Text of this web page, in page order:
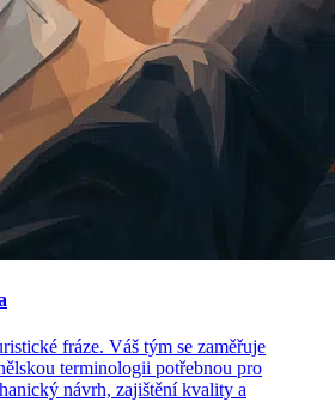
fráze. Váš tým se zaměřuje
terminologii potřebnou pro
návrh, zajištění kvality a